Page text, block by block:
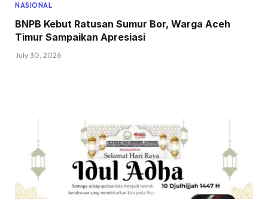
NASIONAL
BNPB Kebut Ratusan Sumur Bor, Warga Aceh
Timur Sampaikan Apresiasi
July 30, 2026